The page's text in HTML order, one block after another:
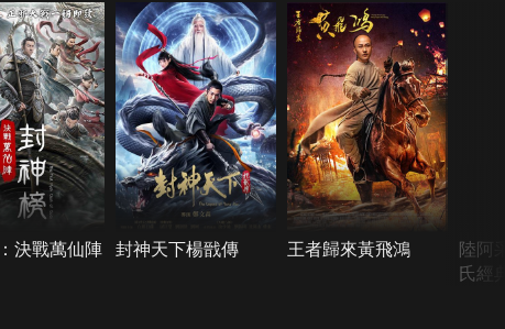
決戰萬仙陣 封神天下楊戩傳 王者歸來黃飛鴻
陸阿
氏經